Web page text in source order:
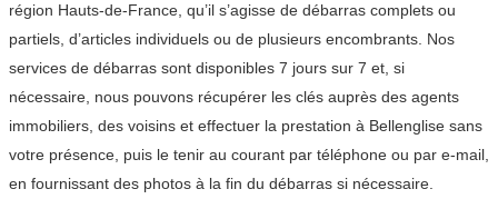
région Hauts-de-France, qu’il s’agisse de débarras complets ou
partiels, d’articles individuels ou de plusieurs encombrants. Nos
services de débarras sont disponibles 7 jours sur 7 et, si
nécessaire, nous pouvons récupérer les clés auprès des agents
immobiliers, des voisins et effectuer la prestation à Bellenglise sans
votre présence, puis le tenir au courant par téléphone ou par e-mail,
en fournissant des photos à la fin du débarras si nécessaire.